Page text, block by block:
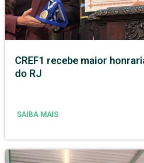
CREF1 recebe maior
do RJ
SAIBA MAIS